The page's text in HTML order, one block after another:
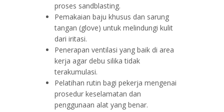
proses sandblasting.
Pemakaian baju khusus dan sarung
tangan (glove) untuk melindungi kulit
dari iritasi.
Penerapan ventilasi yang baik di area
kerja agar debu silika tidak
terakumulasi.
Pelatihan rutin bagi pekerja mengenai
prosedur keselamatan dan
penggunaan alat yang benar.